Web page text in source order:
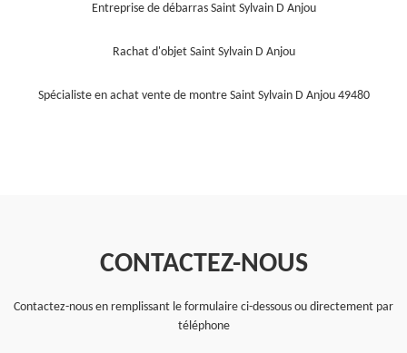
Entreprise de débarras Saint Sylvain D Anjou
Rachat d'objet Saint Sylvain D Anjou
Spécialiste en achat vente de montre Saint Sylvain D Anjou 49480
CONTACTEZ-NOUS
Contactez-nous en remplissant le formulaire ci-dessous ou directement par
téléphone